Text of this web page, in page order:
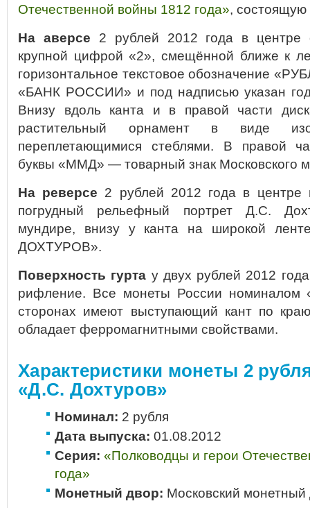
Отечественной войны 1812 года», состоящую
На аверсе 2 рублей 2012 года в центре
крупной цифрой «2», смещённой ближе к
горизонтальное текстовое обозначение
«БАНК РОССИИ» и под надписью указан
Внизу вдоль канта и в правой части
растительный орнамент в виде
переплетающимися стеблями. В правой
буквы «ММД» — товарный знак Московского
На реверсе 2 рублей 2012 года в центре
погрудный рельефный портрет Д.С.
мундире, внизу у канта на широкой
ДОХТУРОВ».
Поверхность гурта у двух рублей 2012
рифление. Все монеты России номиналом
сторонах имеют выступающий кант по
обладает ферромагнитными свойствами.
Характеристики монеты 2
«Д.С. Дохтуров»
Номинал: 2 рубля
Дата выпуска: 01.08.2012
Серия: «Полководцы и герои
года»
Монетный двор: Московский